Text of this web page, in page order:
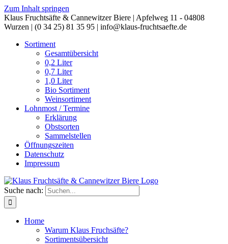
Zum Inhalt springen
Klaus Fruchtsäfte & Cannewitzer Biere | Apfelweg 11 - 04808
Wurzen | (0 34 25) 81 35 95 | info@klaus-fruchtsaefte.de
Sortiment
Gesamtübersicht
0,2 Liter
0,7 Liter
1,0 Liter
Bio Sortiment
Weinsortiment
Lohnmost / Termine
Erklärung
Obstsorten
Sammelstellen
Öffnungszeiten
Datenschutz
Impressum
Suche nach:
Home
Warum Klaus Fruchsäfte?
Sortimentsübersicht